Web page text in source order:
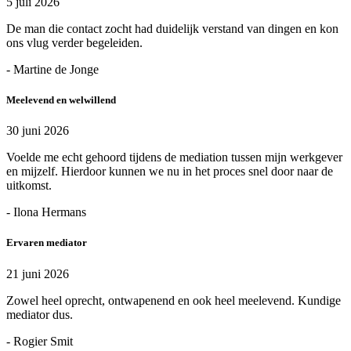
De man die contact zocht had duidelijk verstand van dingen en kon
ons vlug verder begeleiden.
- Martine de Jonge
Meelevend en welwillend
30 juni 2026
Voelde me echt gehoord tijdens de mediation tussen mijn werkgever
en mijzelf. Hierdoor kunnen we nu in het proces snel door naar de
uitkomst.
- Ilona Hermans
Ervaren mediator
21 juni 2026
Zowel heel oprecht, ontwapenend en ook heel meelevend. Kundige
mediator dus.
- Rogier Smit